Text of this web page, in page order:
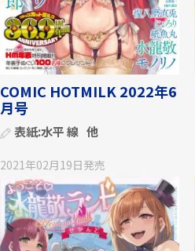
COMIC HOTMILK 2022年6
月号
表紙:水平 線 他
2021年02月19日発売